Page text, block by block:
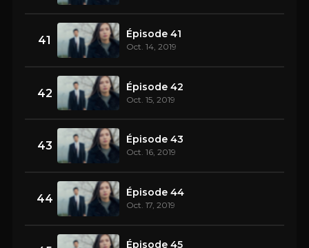
41 Épisode 41
Oct. 14, 2019
42 Épisode 42
Oct. 15, 2019
43 Épisode 43
Oct. 16, 2019
44 Épisode 44
Oct. 17, 2019
Épisode 45